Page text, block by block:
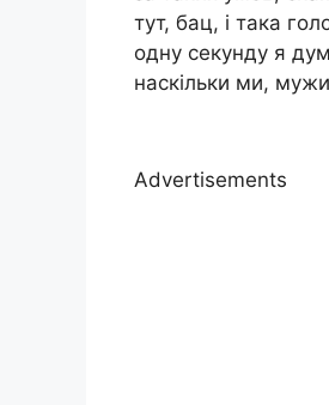
тут, бац, і така
одну секунду я
наскільки ми,
Advertisements